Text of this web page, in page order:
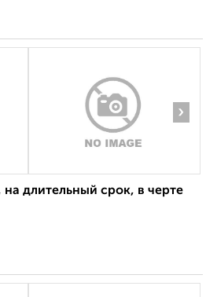
›
длительный срок, в черте